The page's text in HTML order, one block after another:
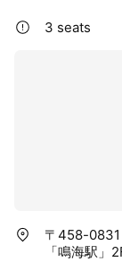
3 seats
〒458-0831
「鳴海駅」